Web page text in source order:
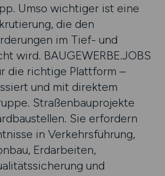
Umso wichtiger ist eine
die den
im Tief- und
wird. BAUGEWERBE.JOBS
die richtige Plattform –
und mit direktem
Straßenbauprojekte
Sie erfordern
in Verkehrsführung,
Erdarbeiten,
und